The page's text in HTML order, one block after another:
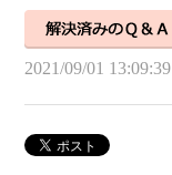
2021/09/01 13:09:39